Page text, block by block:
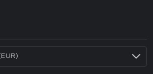
Ubisoft Connect CD Key?